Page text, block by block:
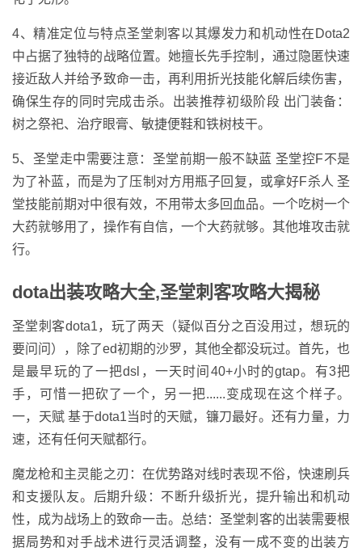
4、精准定位与特点圣堂刺客以其爆发力和机动性在Dota2
中占据了独特的战略位置。她擅长先手控制，通过隐匿快速
接近敌人并给予致命一击，再利用折光技能化解后续伤害，
确保生存的同时完成击杀。出装推荐初级阶段 出门装备：
树之祭祀、治疗眼膏、敏捷便鞋和铁树枝干。
5、圣堂走中需要注意：圣堂前期一般不缺蓝 圣堂控F不是
为了补蓝，而是为了压制对方用瓶子回复，或拿好F杀人 圣
堂技能前期对中很有效，不用带太多回血品。一个吃树一个
大药就够用了，操作有自信，一个大药就够。其他堆攻击就
行。
dota出装攻略大全,圣堂刺客攻略大揭秘
圣堂刺客dota1，玩了两天（疑似百分之百没用过，想玩的
要问问），除了ed初期的沙罗，其他全都没玩过。首先，也
是最早玩的了一把dsl，一天时间40+小时的gtap。有3把
手，可惜一把砍了一个，另一把......变成现在这个样子。
一，天赋 基于dota1当时的天赋，镰刀最好。还有力量，力
速，还有任何天赋都行。
魔龙枪和主灵能之刃：在优势路对线时表现不俗，快速刷兵
和支援队友。后期升级：不断升级折光，提升输出和机动
性，成为战场上的致命一击。总结：圣堂刺客的出装需要根
据局势和对手战术进行灵活调整，没有一成不变的出装方